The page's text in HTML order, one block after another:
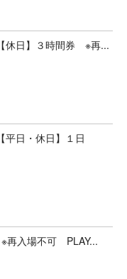
休日】３時間券 ※再...
平日・休日】１日
再入場不可 PLAY...